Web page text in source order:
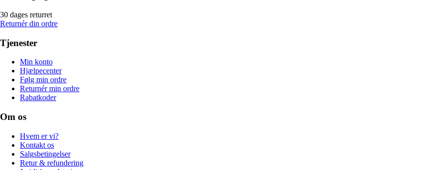
30 dages returret
Returnér din ordre
Tjenester
Min konto
Hjælpecenter
Følg min ordre
Returnér min ordre
Rabatkoder
Om os
Hvem er vi?
Kontakt os
Salgsbetingelser
Retur & refundering